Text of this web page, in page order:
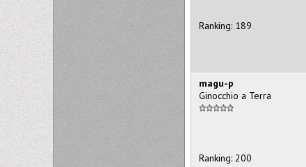
Ranking: 189
magu-p
Ginocchio a Terra
Ranking: 200